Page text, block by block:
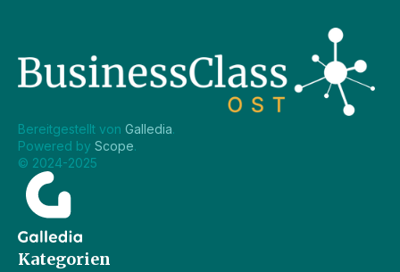
Bereitgestellt von Galledia.
Powered by Scope.
© 2024-2025
Kategorien